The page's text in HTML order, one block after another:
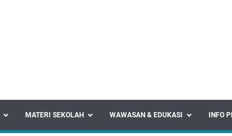
MATERI SEKOLAH WAWASAN & EDUKASI INFO